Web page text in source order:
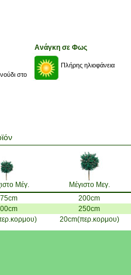
στο
Ανάγκη σε Φως
Πλήρης ηλιοφάνεια
Μέγ.
Μέγιστο Μεγ.
200cm
250cm
20cm(περ.κορμου)